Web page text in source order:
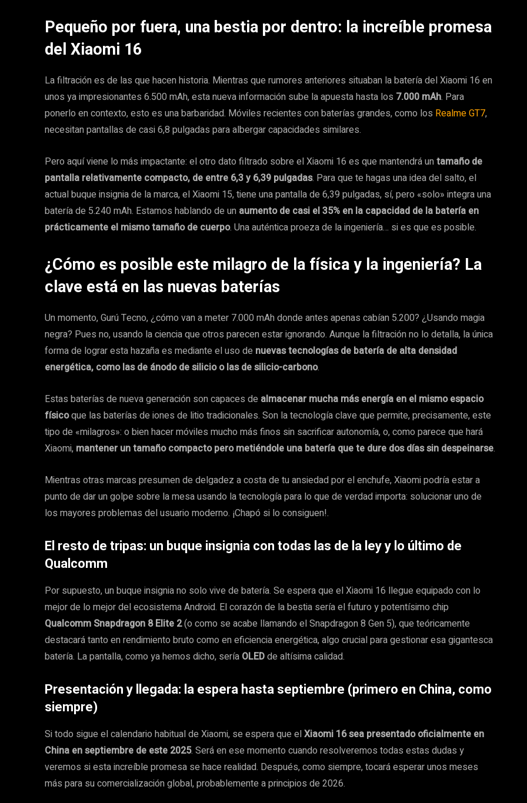
Pequeño por fuera, una bestia por dentro: la increíble promesa
del Xiaomi 16
La filtración es de las que hacen historia. Mientras que rumores anteriores situaban la batería del Xiaomi 16 en
unos ya impresionantes 6.500 mAh, esta nueva información sube la apuesta hasta los 7.000 mAh. Para
ponerlo en contexto, esto es una barbaridad. Móviles recientes con baterías grandes, como los Realme GT7,
necesitan pantallas de casi 6,8 pulgadas para albergar capacidades similares.
Pero aquí viene lo más impactante: el otro dato filtrado sobre el Xiaomi 16 es que mantendrá untamaño de
pantalla relativamente compacto, de entre 6,3 y 6,39 pulgadas. Para que te hagas una idea del salto, el
actual buque insignia de la marca, el Xiaomi 15, tiene una pantalla de 6,39 pulgadas, sí, pero «solo» integra una
batería de 5.240 mAh. Estamos hablando de un aumento de casi el 35% en la capacidad de la batería en
prácticamente el mismo tamaño de cuerpo. Una auténtica proeza de la ingeniería… si es que es posible.
¿Cómo es posible este milagro de la física y la ingeniería? La
clave está en las nuevas baterías
Un momento, Gurú Tecno, ¿cómo van a meter 7.000 mAh donde antes apenas cabían 5.200? ¿Usando magia
negra? Pues no, usando la ciencia que otros parecen estar ignorando. Aunque la filtración no lo detalla, la única
forma de lograr esta hazaña es mediante el uso de nuevas tecnologías de batería de alta densidad
energética, como las de ánodo de silicio o las de silicio-carbono.
Estas baterías de nueva generación son capaces de almacenar mucha más energía en el mismo espacio
físicoque las baterías de iones de litio tradicionales. Son la tecnología clave que permite, precisamente, este
tipo de «milagros»: o bien hacer móviles mucho más finos sin sacrificar autonomía, o, como parece que hará
Xiaomi, mantener un tamaño compacto pero metiéndole una batería que te dure dos días sin despeinarse.
Mientras otras marcas presumen de delgadez a costa de tu ansiedad por el enchufe, Xiaomi podría estar a
punto de dar un golpe sobre la mesa usando la tecnología para lo que de verdad importa: solucionar uno de
los mayores problemas del usuario moderno. ¡Chapó si lo consiguen!.
El resto de tripas: un buque insignia con todas las de la ley y lo último de
Qualcomm
Por supuesto, un buque insignia no solo vive de batería. Se espera que el Xiaomi 16 llegue equipado con lo
mejor de lo mejor del ecosistema Android. El corazón de la bestia sería el futuro y potentísimo chip
Qualcomm Snapdragon 8 Elite 2(o como se acabe llamando el Snapdragon 8 Gen 5), que teóricamente
destacará tanto en rendimiento bruto como en eficiencia energética, algo crucial para gestionar esa gigantesca
batería. La pantalla, como ya hemos dicho, sería OLEDde altísima calidad.
Presentación y llegada: la espera hasta septiembre (primero en China, como
siempre)
Si todo sigue el calendario habitual de Xiaomi, se espera que elXiaomi 16 sea presentado oficialmente en
China en septiembre de este 2025. Será en ese momento cuando resolveremos todas estas dudas y
veremos si esta increíble promesa se hace realidad. Después, como siempre, tocará esperar unos meses
más para su comercialización global, probablemente a principios de 2026.